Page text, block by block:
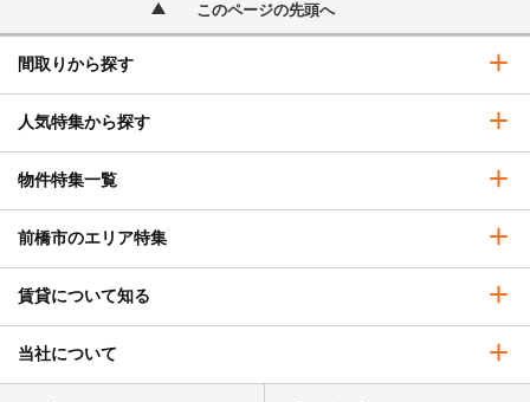
このページの先頭へ
間取りから探す
人気特集から探す
物件特集一覧
前橋市のエリア特集
賃貸について知る
当社について